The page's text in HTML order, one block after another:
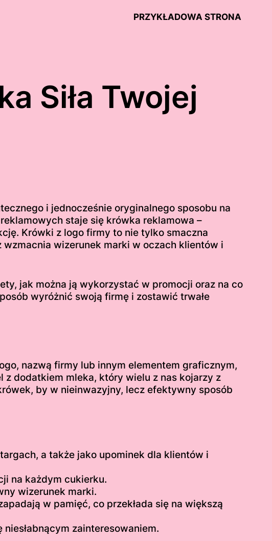
PRZYKŁADOWA STRONA
Siła Twojej
i jednocześnie oryginalnego sposobu na
staje się krówka reklamowa –
Krówki z logo firmy to nie tylko smaczna
wizerunek marki w oczach klientów i
jak można ją wykorzystać w promocji oraz na co
wyróżnić swoją firmę i zostawić trwałe
nazwą firmy lub innym elementem graficznym,
dodatkiem mleka, który wielu z nas kojarzy z
by w nieinwazyjny, lecz efektywny sposób
a także jako upominek dla klientów i
na każdym cukierku.
wizerunek marki.
w pamięć, co przekłada się na większą
zainteresowaniem.